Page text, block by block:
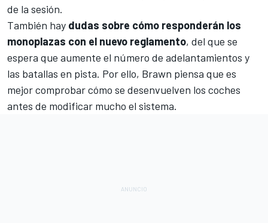
de la sesión.
También hay dudas sobre cómo responderán los
monoplazas con el nuevo reglamento, del que se
espera que aumente el número de adelantamientos y
las batallas en pista. Por ello, Brawn piensa que es
mejor comprobar cómo se desenvuelven los coches
antes de modificar mucho el sistema.